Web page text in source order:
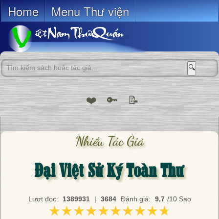
Home Menu Thư viện
🔍
❤️ 🔑 📝
Nhiều Tác Giả
Đại Việt Sử Ký Toàn Thư
Lượt đọc: 1389931 | 3684 Đánh giá: 9,7 /10 Sao
★★★★★★★★★★
★★★★★★★★★★